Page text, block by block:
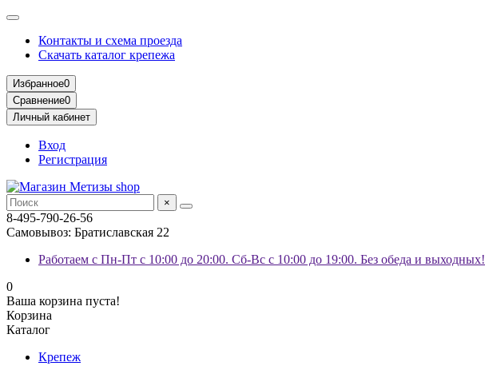
Контакты и схема проезда
Скачать каталог крепежа
Избранное0
Сравнение0
Личный кабинет
Вход
Регистрация
×
8-495-790-26-56
Самовывоз: Братиславская 22
Работаем с Пн-Пт с 10:00 до 20:00. Сб-Вс с 10:00 до 19:00. Без обеда и выходных!
0
Ваша корзина пуста!
Корзина
Каталог
Крепеж